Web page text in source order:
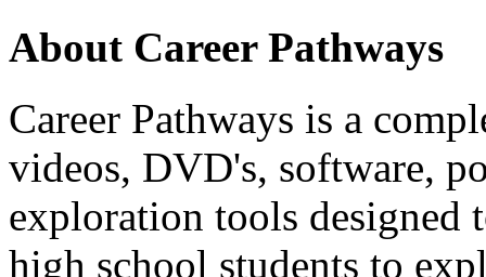
About Career Pathways
Career Pathways is a
videos, DVD's, software,
exploration tools designed
high school students to